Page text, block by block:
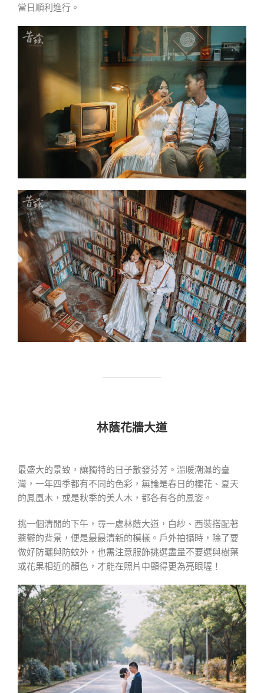
當日順利進行。
林蔭花牆大道
最盛大的景致，讓獨特的日子散發芬芳。溫暖潮濕的臺
灣，一年四季都有不同的色彩，無論是春日的櫻花、夏天
的鳳凰木，或是秋季的美人木，都各有各的風姿。
挑一個清閒的下午，尋一處林蔭大道，白紗、西裝搭配著
蓊鬱的背景，便是最最清新的模樣。戶外拍攝時，除了要
做好防曬與防蚊外，也需注意服飾挑選盡量不要選與樹葉
或花果相近的顏色，才能在照片中顯得更為亮眼喔！